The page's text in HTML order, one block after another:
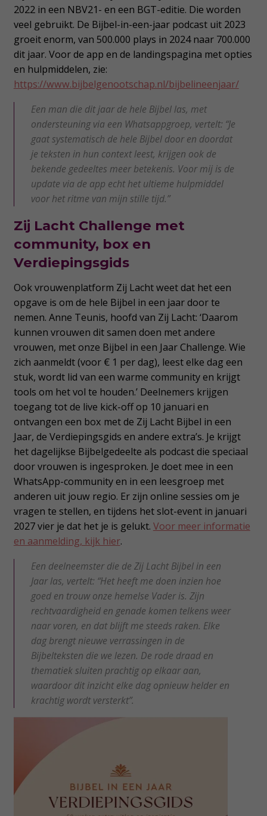
2022 in een NBV21- en een BGT-editie. Die worden
veel gebruikt. De Bijbel-in-een-jaar podcast uit 2023
groeit enorm, van 500.000 plays in 2024 naar 700.000
dit jaar. Voor de app en de landingspagina met opties
en hulpmiddelen, zie:
https://www.bijbelgenootschap.nl/bijbelineenjaar/
Een man die dit jaar de hele Bijbel las, met
ondersteuning via een Whatsappgroep, vertelt: “Je
gaat systematisch de hele Bijbel door en doordat
je teksten in hun context leest, krijgen ook de
bekende gedeeltes meer betekenis. Voor mij is de
update via de app echt het ultieme hulpmiddel
voor het ritme van mijn stille tijd.”
Zij Lacht Challenge met
community, box en
Verdiepingsgids
Ook vrouwenplatform Zij Lacht weet dat het een
opgave is om de hele Bijbel in een jaar door te
nemen. Anne Teunis, hoofd van Zij Lacht: ‘Daarom
kunnen vrouwen dit samen doen met andere
vrouwen, met onze Bijbel in een Jaar Challenge. Wie
zich aanmeldt (voor € 1 per dag), leest elke dag een
stuk, wordt lid van een warme community en krijgt
tools om het vol te houden.’ Deelnemers krijgen
toegang tot de live kick-off op 10 januari en
ontvangen een box met de Zij Lacht Bijbel in een
Jaar, de Verdiepingsgids en andere extra’s. Je krijgt
het dagelijkse Bijbelgedeelte als podcast die speciaal
door vrouwen is ingesproken. Je doet mee in een
WhatsApp-community en in een leesgroep met
anderen uit jouw regio. Er zijn online sessies om je
vragen te stellen, en tijdens het slot-event in januari
2027 vier je dat het je is gelukt. Voor meer informatie
en aanmelding, kijk hier.
Een deelneemster die de Zij Lacht Bijbel in een
Jaar las, vertelt: “Het heeft me doen inzien hoe
goed en trouw onze hemelse Vader is. Zijn
rechtvaardigheid en genade komen telkens weer
naar voren, en dat blijft me steeds raken. Elke
dag brengt nieuwe verrassingen in de
Bijbelteksten die we lezen. De rode draad en
thematiek sluiten prachtig op elkaar aan,
waardoor dit inzicht elke dag opnieuw helder en
krachtig wordt versterkt”.